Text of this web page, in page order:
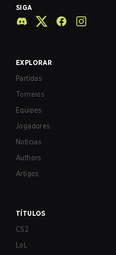
SIGA
EXPLORAR
Partidas
Torneios
Equipes
Jogadores
Notícias
Authors
Artigos
TÍTULOS
CS2
LoL